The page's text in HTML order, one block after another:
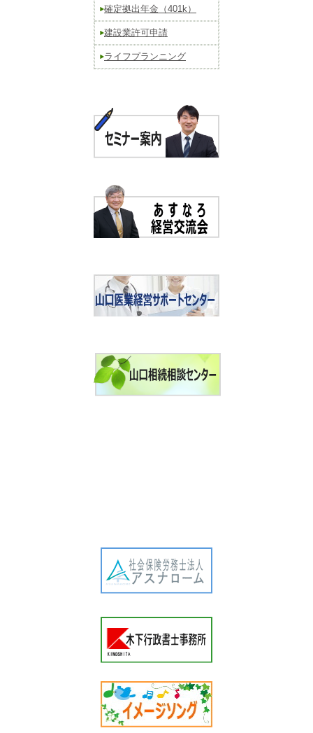
確定拠出年金（401k）
建設業許可申請
ライフプランニング